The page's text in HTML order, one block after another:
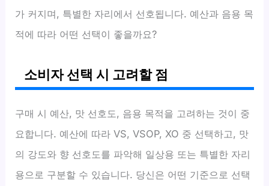
가 커지며, 특별한 자리에서 선호됩니다. 예산과 음용 목
적에 따라 어떤 선택이 좋을까요?
소비자 선택 시 고려할 점
구매 시 예산, 맛 선호도, 음용 목적을 고려하는 것이 중
요합니다. 예산에 따라 VS, VSOP, XO 중 선택하고, 맛
의 강도와 향 선호도를 파악해 일상용 또는 특별한 자리
용으로 구분할 수 있습니다. 당신은 어떤 기준으로 선택